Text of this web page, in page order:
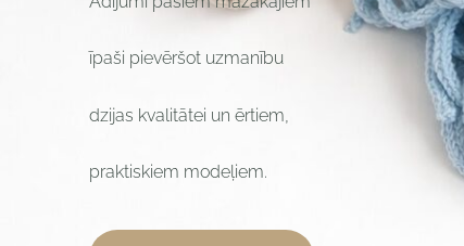
īpaši pievēršot uzmanību
dzijas kvalitātei un ērtiem,
praktiskiem modeļiem.